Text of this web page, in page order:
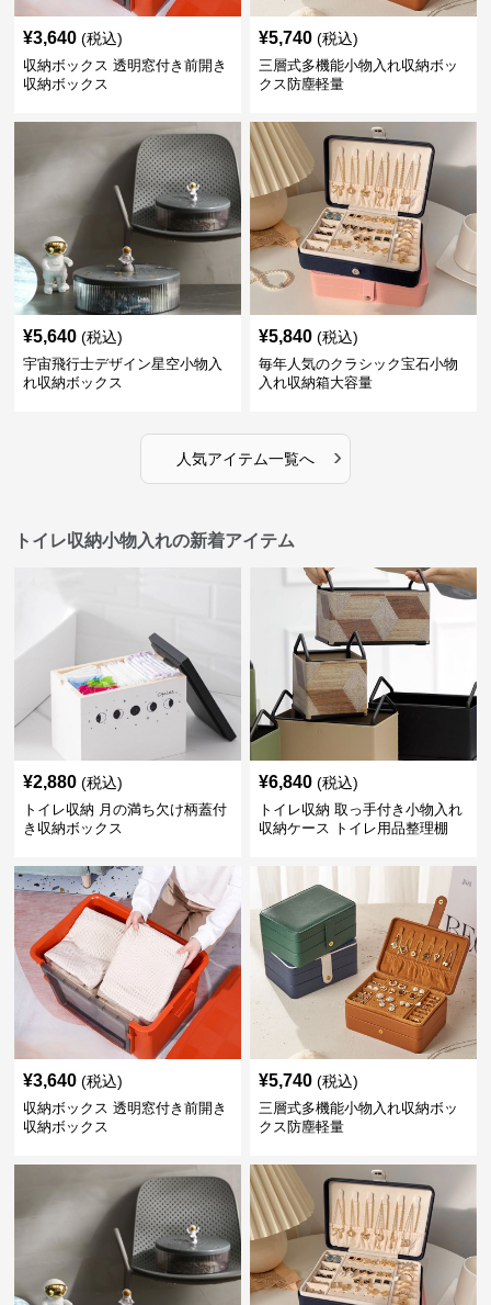
¥3,640 (税込)
収納ボックス 透明窓付き前開き
収納ボックス
¥5,740 (税込)
三層式多機能小物入れ収納ボッ
クス防塵軽量
¥5,640 (税込)
宇宙飛行士デザイン星空小物入
れ収納ボックス
¥5,840 (税込)
毎年人気のクラシック宝石小物
入れ収納箱大容量
人気アイテム一覧へ ›
トイレ収納小物入れの新着アイテム
¥2,880 (税込)
トイレ収納 月の満ち欠け柄蓋付
き収納ボックス
¥6,840 (税込)
トイレ収納 取っ手付き小物入れ
収納ケース トイレ用品整理棚
¥3,640 (税込)
収納ボックス 透明窓付き前開き
収納ボックス
¥5,740 (税込)
三層式多機能小物入れ収納ボッ
クス防塵軽量